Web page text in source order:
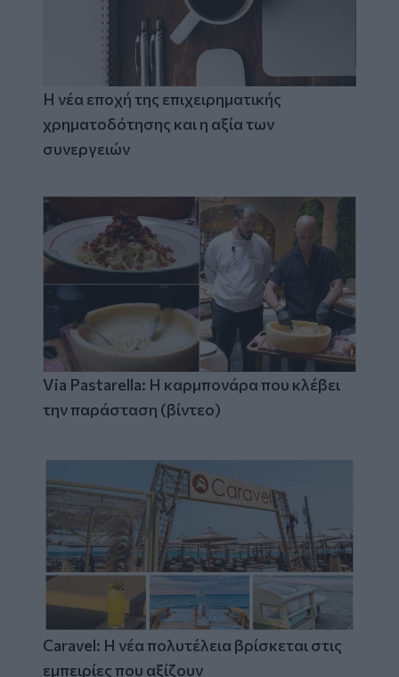
Η νέα εποχή της επιχειρηματικής
χρηματοδότησης και η αξία των
συνεργειών
Via Pastarella: Η καρμπονάρα που κλέβει
την παράσταση (βίντεο)
Caravel: Η νέα πολυτέλεια βρίσκεται στις
εμπειρίες που αξίζουν